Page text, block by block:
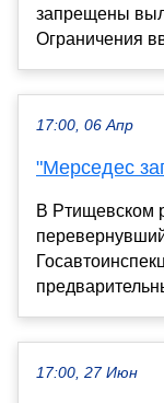
запрещены
Ограничения
17:00, 06 Апр
"Мерседес
В Ртищевском
17:00, 27 Июн